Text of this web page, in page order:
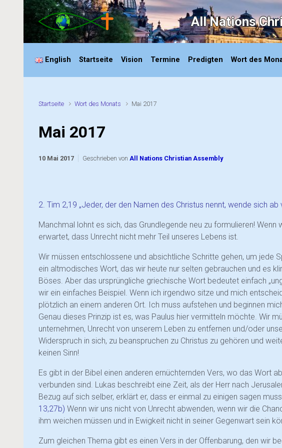
Zum Hauptinhalt springen
All Nations
English Startseite Vision Termine Predigten Wort des
Startseite Wort des Monats Mai 2017
Mai 2017
10 Mai 2017 Geschrieben von All Nations Christian Assembly
2. Tim 2,19 „Jeder, der den Namen des Christus nennt, wende sich ab
Manchmal lohnt es sich, das Grundlegende neu zu formulieren! Wenn
erwartet, dass Unrecht nicht mehr Teil unseres Lebens ist.
Wir müssen entschlossene und absichtliche Schritte gehen, um jede
ein altmodisches Wort, das wir heute nur selten gebrauchen und es
Böses. Aber das ursprüngliche griechische Wort bedeutet einfach
wir ein einfaches Beispiel. Wenn ich irgendwo sitze und mich
plötzlich an einem anderen Ort. Ich muss aufstehen und beginnen
Genau dieses Prinzip ist es, was Paulus hier vermitteln möchte. Wir
unternehmen, Unrecht von unserem Leben zu entfernen und/oder
Widerspruch in sich, zu beanspruchen zu Christus zu gehören und
keinen Sinn!
Es gibt in der Bibel einen anderen ernüchternden Vers, wo das Wort
verbunden sind. Lukas beschreibt eine Zeit, als der Herr nach
Bezug auf sich selber, erklärt er, dass er einmal zu einigen sagen
13,27b) Wenn wir uns nicht von Unrecht abwenden, wenn wir die
ihm weichen müssen und in Ewigkeit nicht in seiner Gegenwart sein
Zum gleichen Thema gibt es einen Vers in der Offenbarung, den wir